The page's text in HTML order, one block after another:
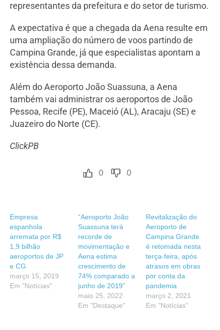
representantes da prefeitura e do setor de turismo.
A expectativa é que a chegada da Aena resulte em
uma ampliação do número de voos partindo de
Campina Grande, já que especialistas apontam a
existência dessa demanda.
Além do Aeroporto João Suassuna, a Aena
também vai administrar os aeroportos de João
Pessoa, Recife (PE), Maceió (AL), Aracaju (SE) e
Juazeiro do Norte (CE).
ClickPB
0 0
Empresa
espanhola
arremata por R$
1,9 bilhão
aeroportos de JP
e CG
março 15, 2019
Em "Notícias"
“Aeroporto João
Suassuna terá
recorde de
movimentação e
Aena estima
crescimento de
74% comparado a
junho de 2019”
maio 25, 2022
Em "Destaque"
Revitalização do
Aeroporto de
Campina Grande
é retomada nesta
terça-feira, após
atrasos em obras
por conta da
pandemia
março 2, 2021
Em "Notícias"